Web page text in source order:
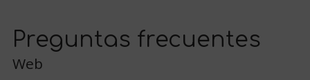
Preguntas frecuentes
Web